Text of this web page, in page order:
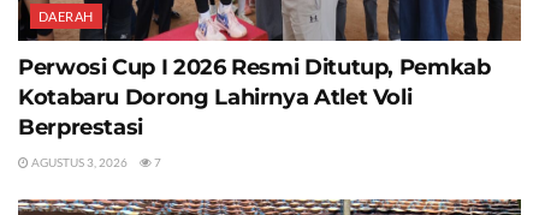
DAERAH
Perwosi Cup I 2026 Resmi Ditutup, Pemkab
Kotabaru Dorong Lahirnya Atlet Voli
Berprestasi
AGUSTUS 3, 2026 7